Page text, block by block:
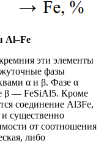
Al–Fe
эти элементы
фазы
α и β. Фазе α
β — FeSiAl5. Кроме
соединение Al3Fe,
существенно
от соотношения
либо